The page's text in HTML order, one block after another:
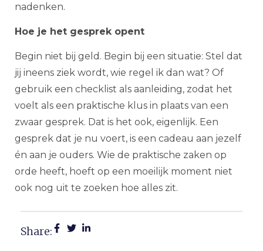
nadenken.
Hoe je het gesprek opent
Begin niet bij geld. Begin bij een situatie: Stel dat
jij ineens ziek wordt, wie regel ik dan wat? Of
gebruik een checklist als aanleiding, zodat het
voelt als een praktische klus in plaats van een
zwaar gesprek. Dat is het ook, eigenlijk. Een
gesprek dat je nu voert, is een cadeau aan jezelf
én aan je ouders. Wie de praktische zaken op
orde heeft, hoeft op een moeilijk moment niet
ook nog uit te zoeken hoe alles zit.
Share: